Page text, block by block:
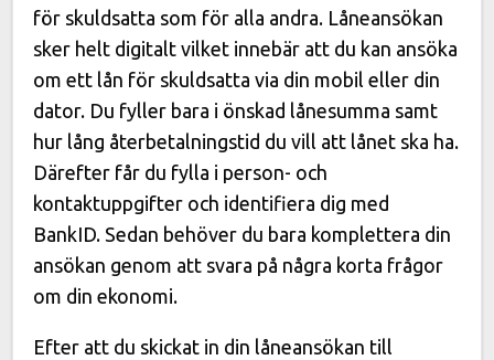
för skuldsatta som för alla andra. Låneansökan
sker helt digitalt vilket innebär att du kan ansöka
om ett lån för skuldsatta via din mobil eller din
dator. Du fyller bara i önskad lånesumma samt
hur lång återbetalningstid du vill att lånet ska ha.
Därefter får du fylla i person- och
kontaktuppgifter och identifiera dig med
BankID. Sedan behöver du bara komplettera din
ansökan genom att svara på några korta frågor
om din ekonomi.
Efter att du skickat in din låneansökan till